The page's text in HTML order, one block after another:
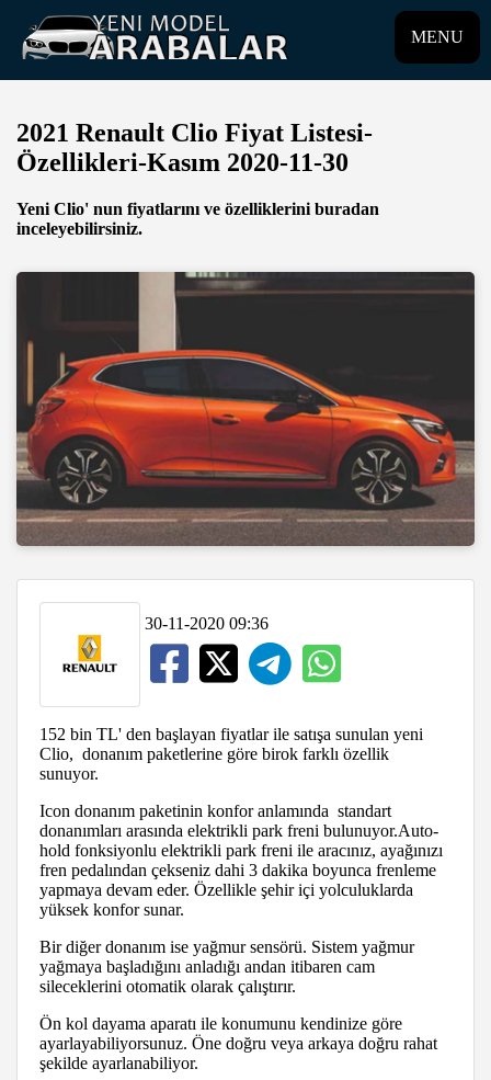
MENU
2021 Renault Clio Fiyat Listesi-
Özellikleri-Kasım 2020-11-30
Yeni Clio' nun fiyatlarını ve özelliklerini buradan
inceleyebilirsiniz.
30-11-2020 09:36
152 bin TL' den başlayan fiyatlar ile satışa sunulan yeni
Clio, donanım paketlerine göre birok farklı özellik
sunuyor.
Icon donanım paketinin konfor anlamında standart
donanımları arasında elektrikli park freni bulunuyor.Auto-
hold fonksiyonlu elektrikli park freni ile aracınız, ayağınızı
fren pedalından çekseniz dahi 3 dakika boyunca frenleme
yapmaya devam eder. Özellikle şehir içi yolculuklarda
yüksek konfor sunar.
Bir diğer donanım ise yağmur sensörü. Sistem yağmur
yağmaya başladığını anladığı andan itibaren cam
sileceklerini otomatik olarak çalıştırır.
Ön kol dayama aparatı ile konumunu kendinize göre
ayarlayabiliyorsunuz. Öne doğru veya arkaya doğru rahat
şekilde ayarlanabiliyor.